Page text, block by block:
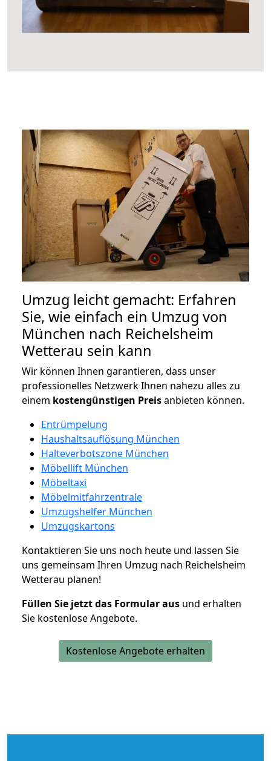
Umzug leicht gemacht: Erfahren
Sie, wie einfach ein Umzug von
München nach Reichelsheim
Wetterau sein kann
Wir können Ihnen garantieren, dass unser
professionelles Netzwerk Ihnen nahezu alles zu
einem kostengünstigen Preisanbieten können.
Entrümpelung
Haushaltsauflösung München
Halteverbotszone München
Möbellift München
Möbeltaxi
Möbelmitfahrzentrale
Umzugshelfer München
Umzugskartons
Kontaktieren Sie uns noch heute und lassen Sie
uns gemeinsam Ihren Umzug nach Reichelsheim
Wetterau planen!
Füllen Sie jetzt das Formular aus und erhalten
Sie kostenlose Angebote.
Kostenlose Angebote erhalten